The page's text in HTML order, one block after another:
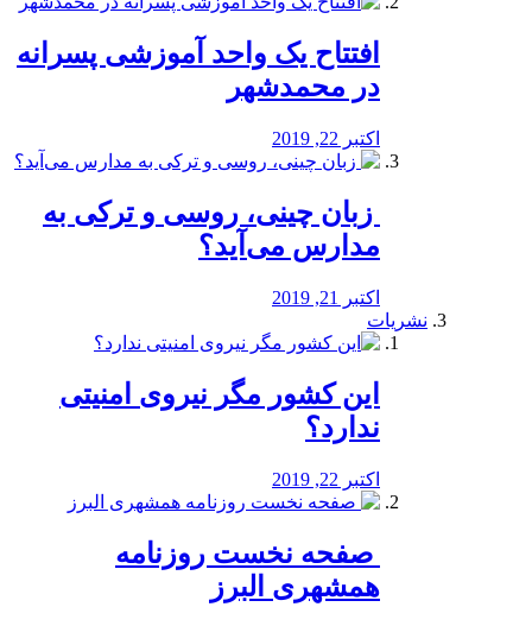
افتتاح یک واحد آموزشی پسرانه
در محمدشهر
اکتبر 22, 2019
️ زبان چینی، روسی و ترکی به
مدارس می‌آید؟
اکتبر 21, 2019
نشریات
این کشور مگر نیروی امنیتی
ندارد؟
اکتبر 22, 2019
️ صفحه نخست روزنامه‌
همشهری البرز